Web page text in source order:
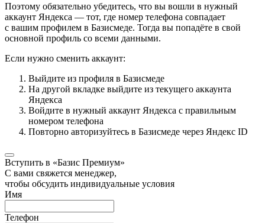
Поэтому обязательно убедитесь, что вы вошли в нужный
аккаунт Яндекса — тот, где номер телефона совпадает
с вашим профилем в Базисмеде. Тогда вы попадёте в свой
основной профиль со всеми данными.
Если нужно сменить аккаунт:
Выйдите из профиля в Базисмеде
На другой вкладке выйдите из текущего аккаунта
Яндекса
Войдите в нужный аккаунт Яндекса с правильным
номером телефона
Повторно авторизуйтесь в Базисмеде через Яндекс ID
Вступить в «Базис Премиум»
С вами свяжется менеджер,
чтобы обсудить индивидуальные условия
Имя
Телефон